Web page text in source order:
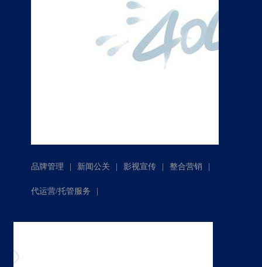
品牌管理 | 新闻公关 | 影视宣传 | 整合营销 |
代运营/托管服务 |